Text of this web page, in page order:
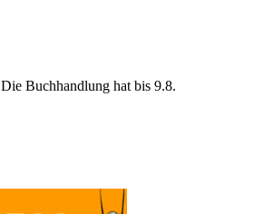
Die Buchhandlung hat bis 9.8.